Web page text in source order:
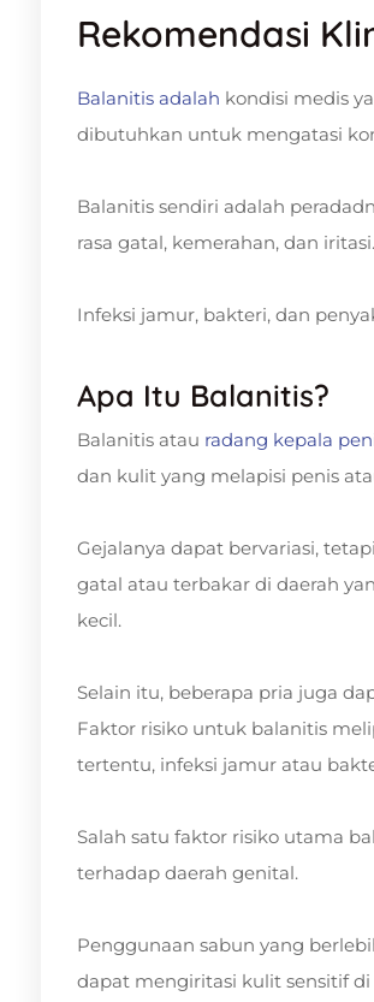
Rekomendasi
Balanitis adalah kondisi medis
dibutuhkan untuk mengatasi
Balanitis sendiri adalah
rasa gatal, kemerahan, dan iritasi.
Infeksi jamur, bakteri, dan
Apa Itu Balanitis?
Balanitis atau radang kepala
dan kulit yang melapisi penis
Gejalanya dapat bervariasi,
gatal atau terbakar di daerah
kecil.
Selain itu, beberapa pria juga
Faktor risiko untuk balanitis
tertentu, infeksi jamur atau
Salah satu faktor risiko utama
terhadap daerah genital.
Penggunaan sabun yang
dapat mengiritasi kulit sensitif